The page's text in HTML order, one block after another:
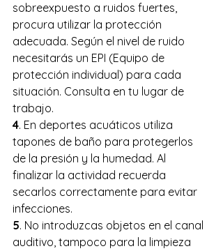
sobreexpuesto a ruidos fuertes,
procura utilizar la protección
adecuada. Según el nivel de ruido
necesitarás un EPI (Equipo de
protección individual) para cada
situación. Consulta en tu lugar de
trabajo.
4. En deportes acuáticos utiliza
tapones de baño para protegerlos
de la presión y la humedad. Al
finalizar la actividad recuerda
secarlos correctamente para evitar
infecciones.
5. No introduzcas objetos en el canal
auditivo, tampoco para la limpieza